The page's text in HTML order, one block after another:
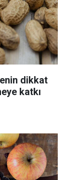
dikkat
katkı